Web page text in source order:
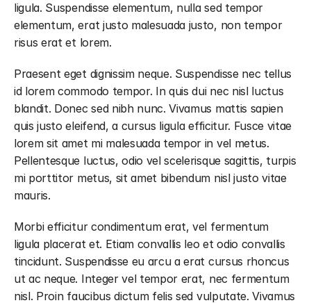
ligula. Suspendisse elementum, nulla sed tempor
elementum, erat justo malesuada justo, non tempor
risus erat et lorem.
Praesent eget dignissim neque. Suspendisse nec tellus
id lorem commodo tempor. In quis dui nec nisl luctus
blandit. Donec sed nibh nunc. Vivamus mattis sapien
quis justo eleifend, a cursus ligula efficitur. Fusce vitae
lorem sit amet mi malesuada tempor in vel metus.
Pellentesque luctus, odio vel scelerisque sagittis, turpis
mi porttitor metus, sit amet bibendum nisl justo vitae
mauris.
Morbi efficitur condimentum erat, vel fermentum
ligula placerat et. Etiam convallis leo et odio convallis
tincidunt. Suspendisse eu arcu a erat cursus rhoncus
ut ac neque. Integer vel tempor erat, nec fermentum
nisl. Proin faucibus dictum felis sed vulputate. Vivamus